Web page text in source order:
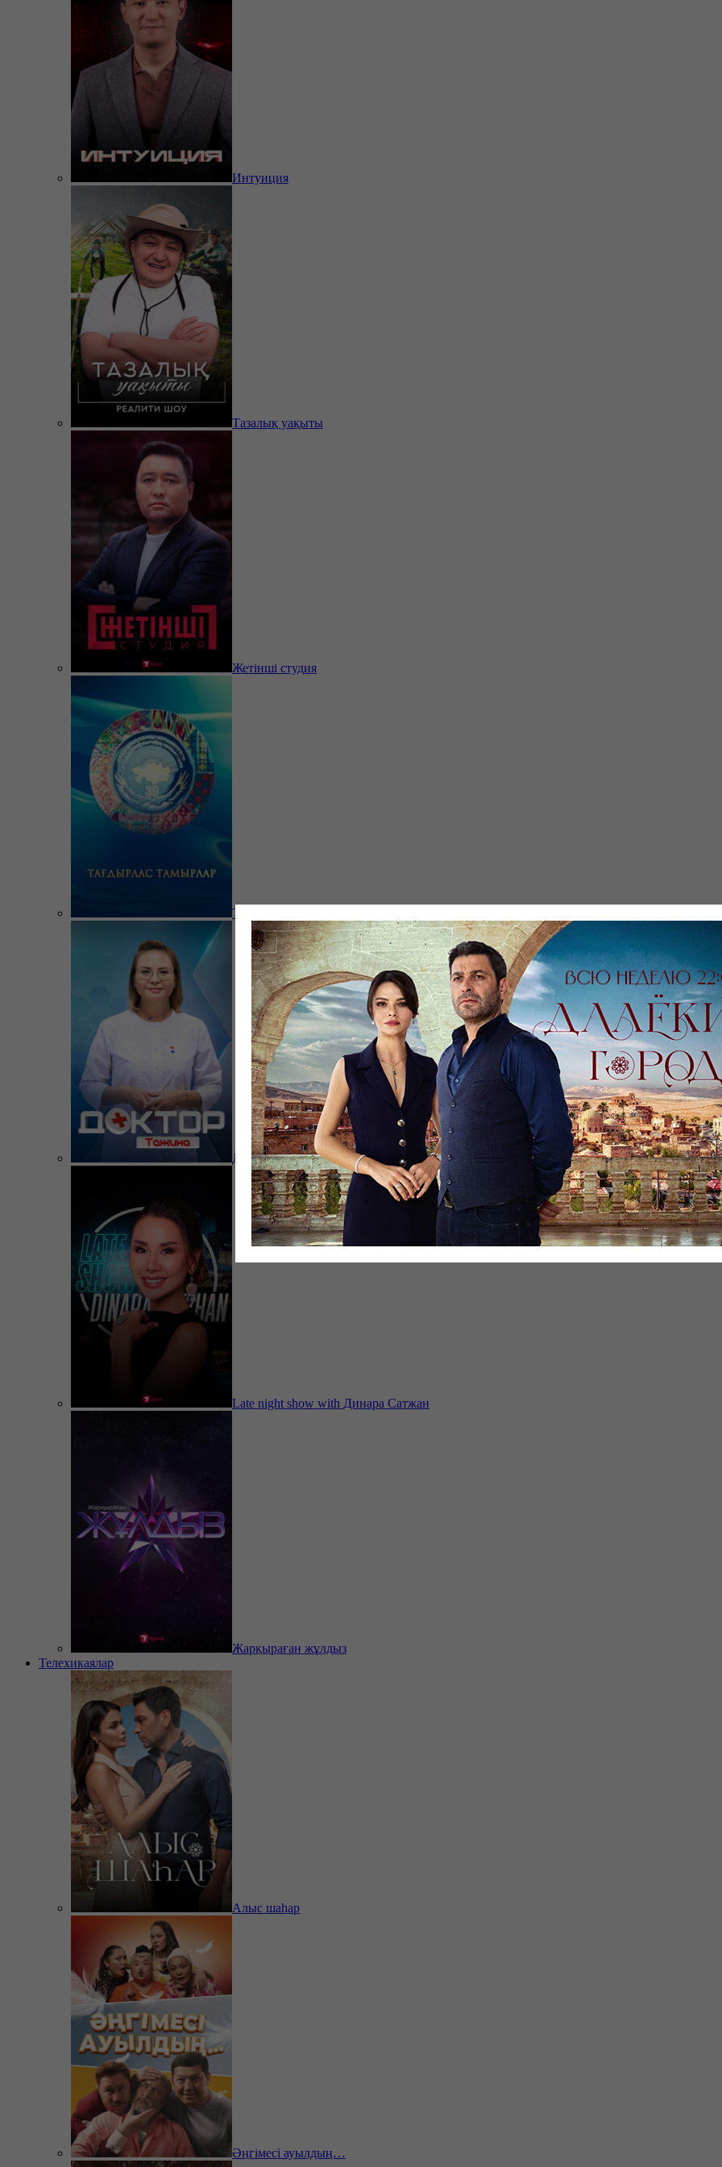
Интуиция
Тазалық уақыты
Жетінші студия
Тағдырлас тамырлар
Доктор Тажина
Late night show with Динара Сатжан
Жарқыраған жұлдыз
Телехикаялар
Алыс шаһар
Әңгімесі ауылдың…